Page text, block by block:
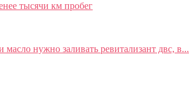
тысячи км пробег
нужно заливать ревитализант двс, в...